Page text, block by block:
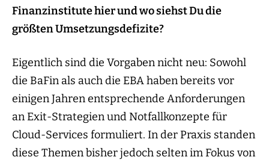
Finanzinstitute hier und wo siehst Du die
größten Umsetzungsdefizite?
Eigentlich sind die Vorgaben nicht neu: Sowohl
die BaFin als auch die EBA haben bereits vor
einigen Jahren entsprechende Anforderungen
an Exit-Strategien und Notfallkonzepte für
Cloud-Services formuliert. In der Praxis standen
diese Themen bisher jedoch selten im Fokus von